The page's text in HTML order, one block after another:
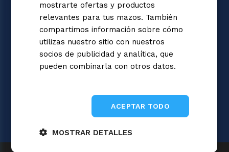
Dragon Ball Super
Cardfight!! Vanguard
Disney Lorcana
Star Wars Unlimited
Union Arena
Riftbound | League of Legends
mostrarte ofertas y productos
relevantes para tus mazos. También
compartimos información sobre cómo
utilizas nuestro sitio con nuestros
socios de publicidad y analítica, que
pueden combinarla con otros datos.
ACEPTAR TODO
MOSTRAR DETALLES